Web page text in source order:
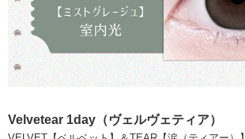
Velvetear 1day（ヴェルヴェティア）